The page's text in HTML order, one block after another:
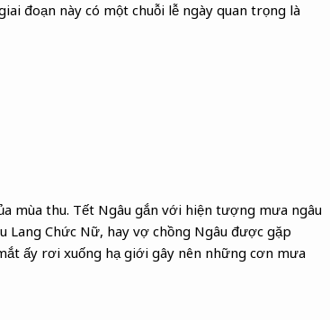
đoạn này có một chuỗi lễ ngày quan trọng là
mùa thu. Tết Ngâu gắn với hiện tượng mưa ngâu
Chức Nữ, hay vợ chồng Ngâu được gặp
ấy rơi xuống hạ giới gây nên những cơn mưa